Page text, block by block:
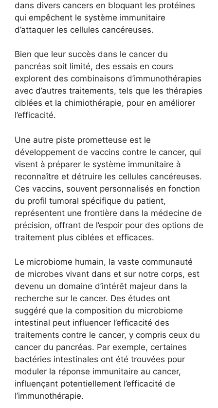
dans divers cancers en bloquant les protéines
qui empêchent le système immunitaire
d’attaquer les cellules cancéreuses.
Bien que leur succès dans le cancer du
pancréas soit limité, des essais en cours
explorent des combinaisons d’immunothérapies
avec d’autres traitements, tels que les thérapies
ciblées et la chimiothérapie, pour en améliorer
l’efficacité.
Une autre piste prometteuse est le
développement de vaccins contre le cancer, qui
visent à préparer le système immunitaire à
reconnaître et détruire les cellules cancéreuses.
Ces vaccins, souvent personnalisés en fonction
du profil tumoral spécifique du patient,
représentent une frontière dans la médecine de
précision, offrant de l’espoir pour des options de
traitement plus ciblées et efficaces.
Le microbiome humain, la vaste communauté
de microbes vivant dans et sur notre corps, est
devenu un domaine d’intérêt majeur dans la
recherche sur le cancer. Des études ont
suggéré que la composition du microbiome
intestinal peut influencer l’efficacité des
traitements contre le cancer, y compris ceux du
cancer du pancréas. Par exemple, certaines
bactéries intestinales ont été trouvées pour
moduler la réponse immunitaire au cancer,
influençant potentiellement l’efficacité de
l’immunothérapie.